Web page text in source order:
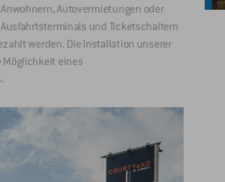
Autovermietungen oder
und Ticketschaltern
werden. Die Installation unserer
eines